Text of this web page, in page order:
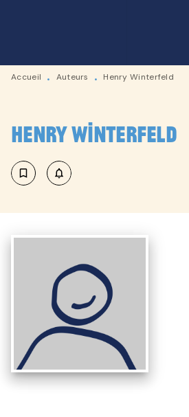
Accueil • Auteurs • Henry Winterfeld
Henry Winterfeld
bookmark_border notifications_none_outlined